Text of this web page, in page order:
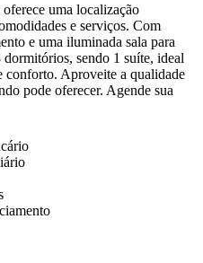
uma localização
e serviços. Com
e uma iluminada sala para
sendo 1 suíte, ideal
conforto. Aproveite a qualidade
pode oferecer. Agende sua